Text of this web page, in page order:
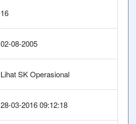
16
02-08-2005
Lihat SK Operasional
28-03-2016 09:12:18